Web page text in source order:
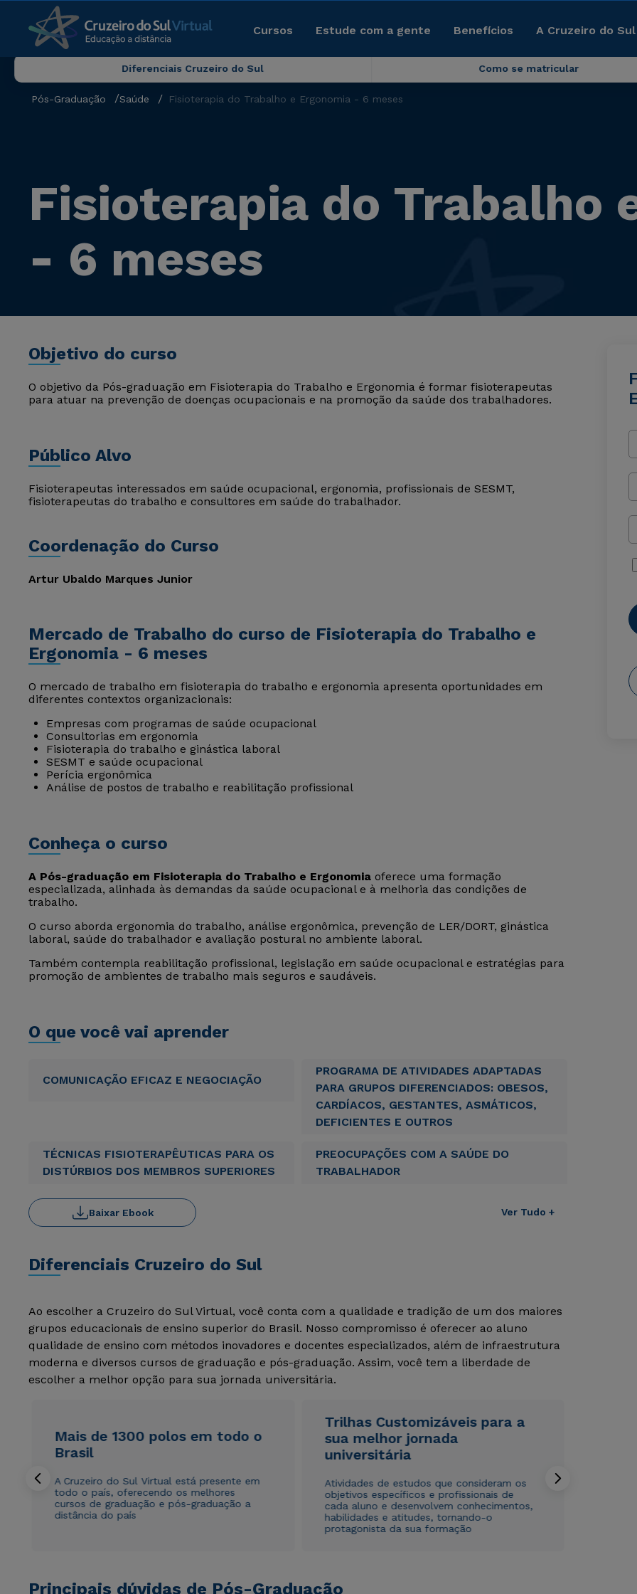
Cursos Estude com a gente Benefícios A Cruzeiro do
Diferenciais Cruzeiro do Sul Como se matricular
Pós-Graduação Saúde Fisioterapia do Trabalho e Ergonomia - 6 meses
Fisioterapia do Trabalho
- 6 meses
Objetivo do curso
O objetivo da Pós-graduação em Fisioterapia do Trabalho e Ergonomia é formar fisioterapeutas
para atuar na prevenção de doenças ocupacionais e na promoção da saúde dos trabalhadores.
Público Alvo
Fisioterapeutas interessados em saúde ocupacional, ergonomia, profissionais de SESMT,
fisioterapeutas do trabalho e consultores em saúde do trabalhador.
Coordenação do Curso
Artur Ubaldo Marques Junior
Mercado de Trabalho do curso de Fisioterapia do Trabalho e
Ergonomia - 6 meses
O mercado de trabalho em fisioterapia do trabalho e ergonomia apresenta oportunidades em
diferentes contextos organizacionais:
Empresas com programas de saúde ocupacional
Consultorias em ergonomia
Fisioterapia do trabalho e ginástica laboral
SESMT e saúde ocupacional
Perícia ergonômica
Análise de postos de trabalho e reabilitação profissional
Conheça o curso
A Pós-graduação em Fisioterapia do Trabalho e Ergonomia oferece uma formação
especializada, alinhada às demandas da saúde ocupacional e à melhoria das condições de
trabalho.
O curso aborda ergonomia do trabalho, análise ergonômica, prevenção de LER/DORT, ginástica
laboral, saúde do trabalhador e avaliação postural no ambiente laboral.
Também contempla reabilitação profissional, legislação em saúde ocupacional e estratégias para
promoção de ambientes de trabalho mais seguros e saudáveis.
O que você vai aprender
COMUNICAÇÃO EFICAZ E NEGOCIAÇÃO
PROGRAMA DE ATIVIDADES ADAPTADAS
PARA GRUPOS DIFERENCIADOS: OBESOS,
CARDÍACOS, GESTANTES, ASMÁTICOS,
DEFICIENTES E OUTROS
TÉCNICAS FISIOTERAPÊUTICAS PARA OS
DISTÚRBIOS DOS MEMBROS SUPERIORES
PREOCUPAÇÕES COM A SAÚDE DO
TRABALHADOR
Ver Tudo +
Baixar Ebook
Diferenciais Cruzeiro do Sul
Ao escolher a Cruzeiro do Sul Virtual, você conta com a qualidade e tradição de um dos maiores
grupos educacionais de ensino superior do Brasil. Nosso compromisso é oferecer ao aluno
qualidade de ensino com métodos inovadores e docentes especializados, além de infraestrutura
moderna e diversos cursos de graduação e pós-graduação. Assim, você tem a liberdade de
escolher a melhor opção para sua jornada universitária.
Mais de 1300 polos em todo o
Brasil
A Cruzeiro do Sul Virtual está presente em
todo o país, oferecendo os melhores
cursos de graduação e pós-graduação a
distância do país
Trilhas Customizáveis para a
sua melhor jornada
universitária
Atividades de estudos que consideram os
objetivos específicos e profissionais de
cada aluno e desenvolvem conhecimentos,
habilidades e atitudes, tornando-o
protagonista da sua formação
Principais dúvidas de Pós-Graduação
Rápido e fácil
WhatsApp
ou
Política de Privacidade.
autorizo que meus dados sejam utilizados para o
envio de conteúdos da Cruzeiro do Sul.
Rápido e fácil
WhatsApp
ou
Política de Privacidade.
autorizo que meus dados sejam utilizados para o
envio de conteúdos da Cruzeiro do Sul.